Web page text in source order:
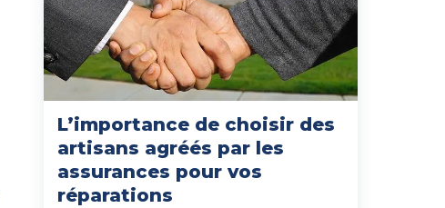
L’importance de choisir des
artisans agréés par les
assurances pour vos
réparations